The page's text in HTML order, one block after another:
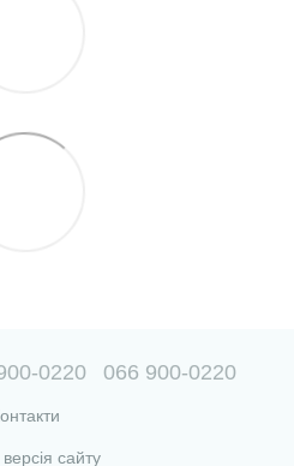
0220 066 900-0220
сайту